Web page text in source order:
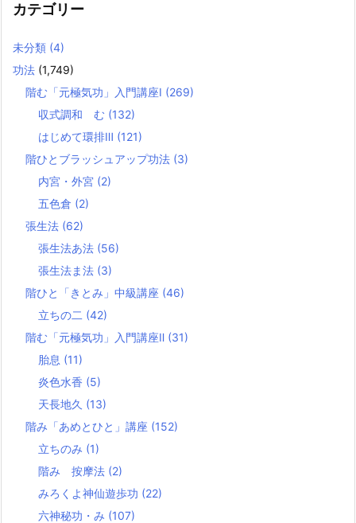
カテゴリー
未分類 (4)
功法 (1,749)
階む「元極気功」入門講座Ⅰ (269)
収式調和 む (132)
はじめて環排Ⅲ (121)
階ひとブラッシュアップ功法 (3)
内宮・外宮 (2)
五色倉 (2)
張生法 (62)
張生法あ法 (56)
張生法ま法 (3)
階ひと「きとみ」中級講座 (46)
立ちの二 (42)
階む「元極気功」入門講座Ⅱ (31)
胎息 (11)
炎色水香 (5)
天長地久 (13)
階み「あめとひと」講座 (152)
立ちのみ (1)
階み 按摩法 (2)
みろくよ神仙遊歩功 (22)
六神秘功・み (107)